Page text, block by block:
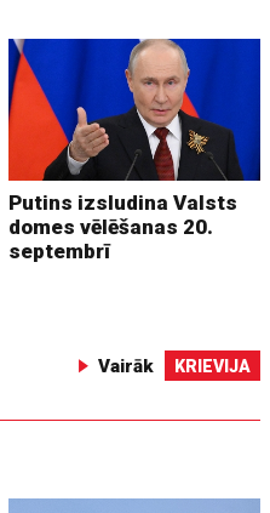
Putins izsludina Valsts
domes vēlēšanas 20.
septembrī
Vairāk KRIEVIJA